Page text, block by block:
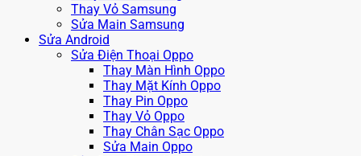
Thay Vỏ Samsung
Sửa Main Samsung
Sửa Android
Sửa Điện Thoại Oppo
Thay Màn Hình Oppo
Thay Mặt Kính Oppo
Thay Pin Oppo
Thay Vỏ Oppo
Thay Chân Sạc Oppo
Sửa Main Oppo